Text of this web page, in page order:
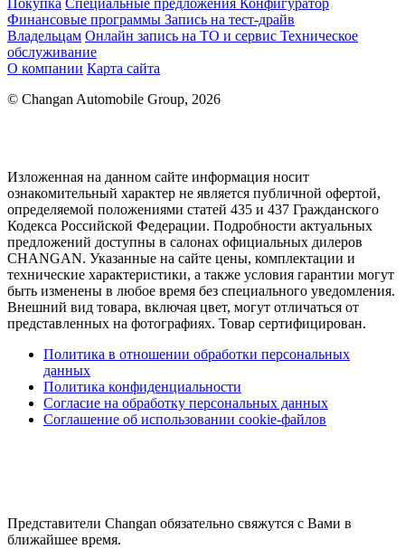
Покупка Специальные предложения Конфигуратор
Финансовые программы Запись на тест-драйв
Владельцам Онлайн запись на ТО и сервис Техническое
обслуживание
О компании Карта сайта
© Changan Automobile Group, 2026
Изложенная на данном сайте информация носит
ознакомительный характер не является публичной офертой,
определяемой положениями статей 435 и 437 Гражданского
Кодекса Российской Федерации. Подробности актуальных
предложений доступны в салонах официальных дилеров
CHANGAN. Указанные на сайте цены, комплектации и
технические характеристики, а также условия гарантии могут
быть изменены в любое время без специального уведомления.
Внешний вид товара, включая цвет, могут отличаться от
представленных на фотографиях. Товар сертифицирован.
Политика в отношении обработки персональных
данных
Политика конфиденциальности
Согласие на обработку персональных данных
Соглашение об использовании cookie-файлов
Представители Changan обязательно свяжутся с Вами в
ближайшее время.